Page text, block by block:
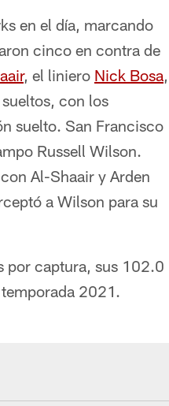
en el día, marcando
cinco en contra de
, el liniero Nick Bosa,
con los
suelto. San Francisco
Russell Wilson.
Al-Shaair y Arden
a Wilson para su
por captura, sus 102.0
2021.